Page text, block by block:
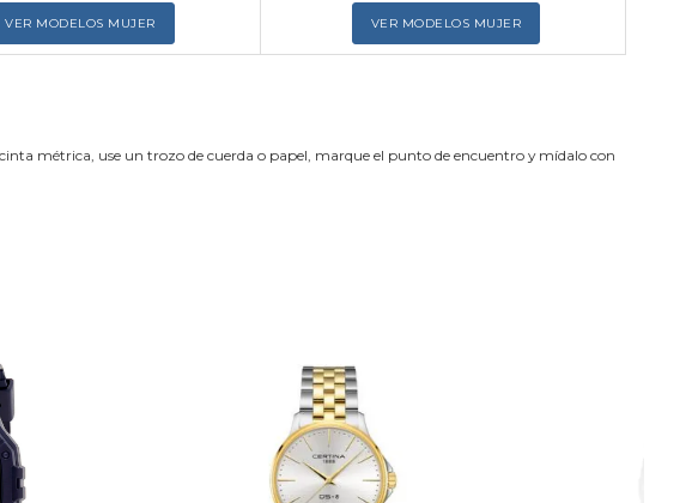
VER MODELOS MUJER VER MODELOS MUJER
métrica, use un trozo de cuerda o papel, marque el punto de encuentro y mídalo con